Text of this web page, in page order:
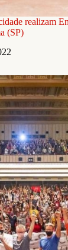
realizam
(SP)